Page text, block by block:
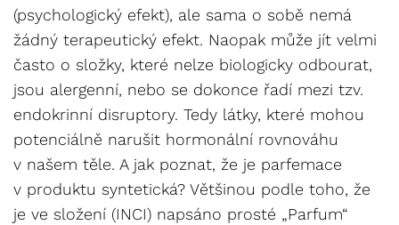
(psychologický efekt), ale sama o sobě nemá
žádný terapeutický efekt. Naopak může jít velmi
často o složky, které nelze biologicky odbourat,
jsou alergenní, nebo se dokonce řadí mezi tzv.
endokrinní disruptory. Tedy látky, které mohou
potenciálně narušit hormonální rovnováhu
v našem těle. A jak poznat, že je parfemace
v produktu syntetická? Většinou podle toho, že
je ve složení (INCI) napsáno prosté „Parfum“